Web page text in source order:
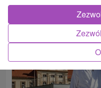
dostępowi do